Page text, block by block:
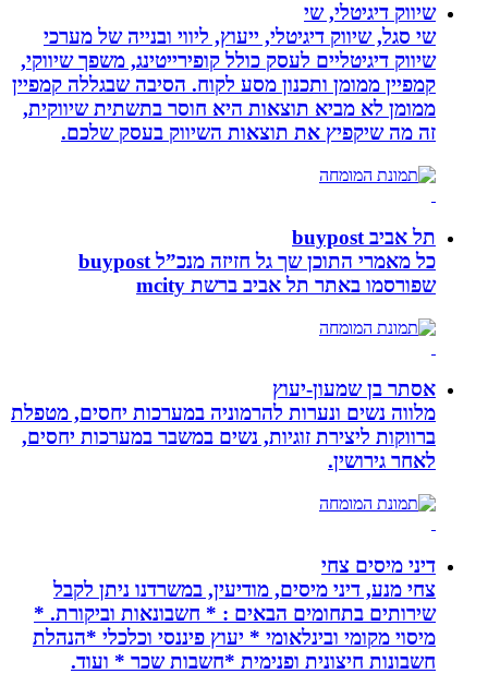
שיווק דיגיטלי, שי
שי סגל, שיווק דיגיטלי, ייעוץ, ליווי ובנייה של מערכי
שיווק דיגיטליים לעסק כולל קופירייטינג, משפך שיווקי,
קמפיין ממומן ותכנון מסע לקוח. הסיבה שבגללה קמפיין
ממומן לא מביא תוצאות היא חוסר בתשתית שיווקית,
זה מה שיקפיץ את תוצאות השיווק בעסק שלכם.
תל אביב buypost
כל מאמרי התוכן שך גל חזיזה מנכ”ל buypost
שפורסמו באתר תל אביב ברשת mcity
אסתר בן שמעון-יעוץ
מלווה נשים ונערות להרמוניה במערכות יחסים, מטפלת
ברווקות ליצירת זוגיות, נשים במשבר במערכות יחסים,
לאחר גירושין.
דיני מיסים צחי
צחי מנע, דיני מיסים, מודיעין, במשרדנו ניתן לקבל
שירותים בתחומים הבאים : * חשבונאות וביקורת. *
מיסוי מקומי ובינלאומי * יעוץ פיננסי וכלכלי *הנהלת
חשבונות חיצונית ופנימית *חשבות שכר * ועוד.